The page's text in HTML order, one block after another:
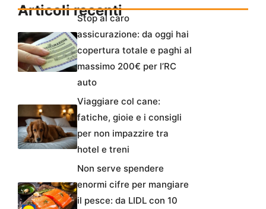
Articoli recenti
Stop al caro
assicurazione: da oggi hai
copertura totale e paghi al
massimo 200€ per l’RC
auto
Viaggiare col cane:
fatiche, gioie e i consigli
per non impazzire tra
hotel e treni
Non serve spendere
enormi cifre per mangiare
il pesce: da LIDL con 10